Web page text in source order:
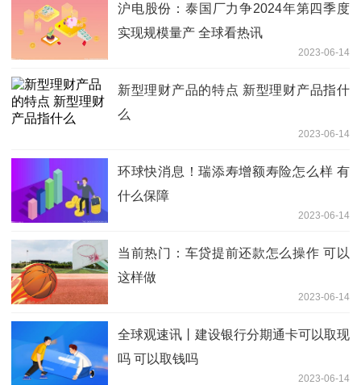
沪电股份：泰国厂力争2024年第四季度
实现规模量产 全球看热讯
2023-06-14
新型理财产品的特点 新型理财产品指什
么
2023-06-14
环球快消息！瑞添寿增额寿险怎么样 有
什么保障
2023-06-14
当前热门：车贷提前还款怎么操作 可以
这样做
2023-06-14
全球观速讯丨建设银行分期通卡可以取现
吗 可以取钱吗
2023-06-14